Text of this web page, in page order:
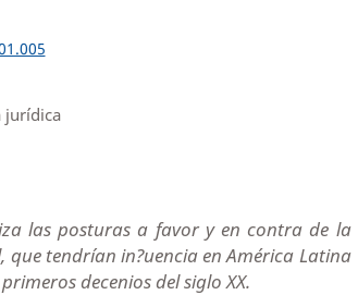
jurídica
las posturas a favor y en contra de la
tendrían in?uencia en América Latina
decenios del siglo XX.